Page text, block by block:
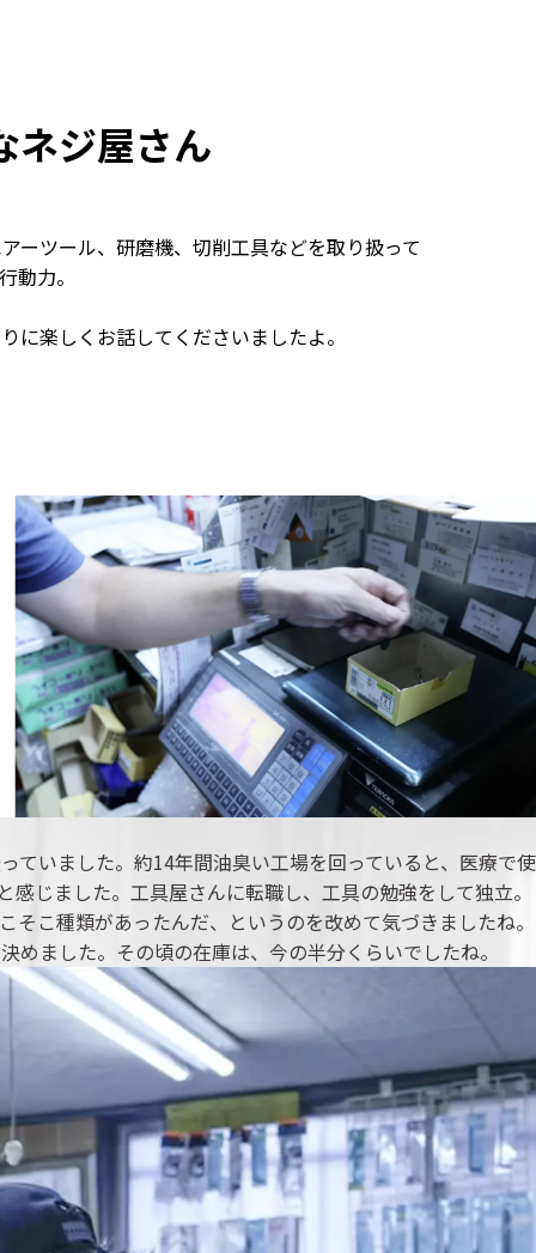
ネジ屋さん
ーツール、研磨機、切削工具などを取り扱って
動力。
楽しくお話してくださいましたよ。
ていました。約14年間油臭い工場を回っていると、医療で使
じました。工具屋さんに転職し、工具の勉強をして独立。
こ種類があったんだ、というのを改めて気づきましたね。
ました。その頃の在庫は、今の半分くらいでしたね。